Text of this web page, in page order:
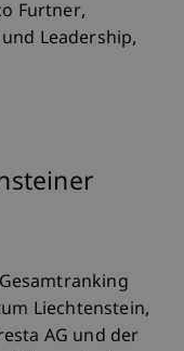
Furtner,
Leadership,
Liechtenstein,
AG und der